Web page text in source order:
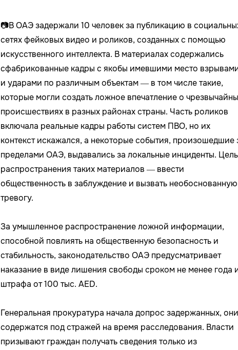
📷В ОАЭ задержали 10 человек за публикацию в
сетях фейковых видео и роликов, созданных с помощью
искусственного интеллекта. В материалах содержались
сфабрикованные кадры с якобы имевшими место
и ударами по различным объектам — в том числе такие,
которые могли создать ложное впечатление о
происшествиях в разных районах страны. Часть роликов
включала реальные кадры работы систем ПВО, но их
контекст искажался, а некоторые события, произошедшие
пределами ОАЭ, выдавались за локальные инциденты. Цель
распространения таких материалов — ввести
общественность в заблуждение и вызвать необоснованную
тревогу.
За умышленное распространение ложной информации,
способной повлиять на общественную безопасность и
стабильность, законодательство ОАЭ предусматривает
наказание в виде лишения свободы сроком не менее года
штрафа от 100 тыс. AED.
Генеральная прокуратура начала допрос задержанных, они
содержатся под стражей на время расследования. Власти
призывают граждан получать сведения только из